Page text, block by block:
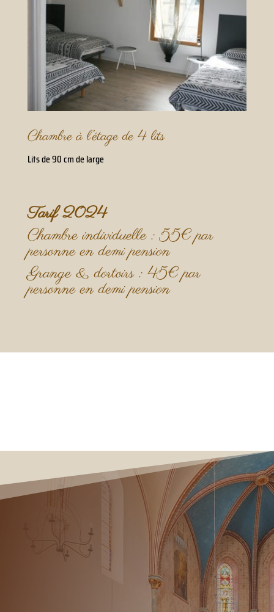
Chambre à l’étage de 4 lits
Lits de 90 cm de large
Tarif 2024
Chambre individuelle : 55€ par
personne en demi pension
Grange & dortoirs : 45€ par
personne en demi pension